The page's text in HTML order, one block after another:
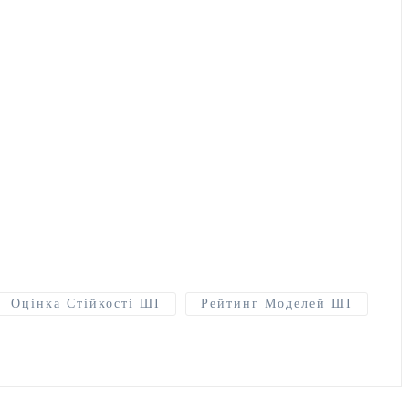
Оцінка Стійкості ШІ Рейтинг Моделей ШІ